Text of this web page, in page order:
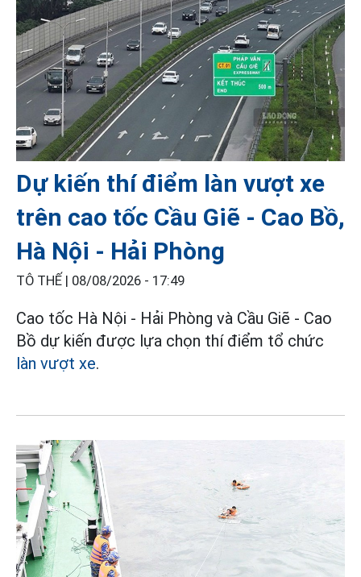
Dự kiến thí điểm làn vượt xe
trên cao tốc Cầu Giẽ - Cao Bồ,
Hà Nội - Hải Phòng
TÔ THẾ | 08/08/2026 - 17:49
Cao tốc Hà Nội - Hải Phòng và Cầu Giẽ - Cao
Bồ dự kiến được lựa chọn thí điểm tổ chức
làn vượt xe.